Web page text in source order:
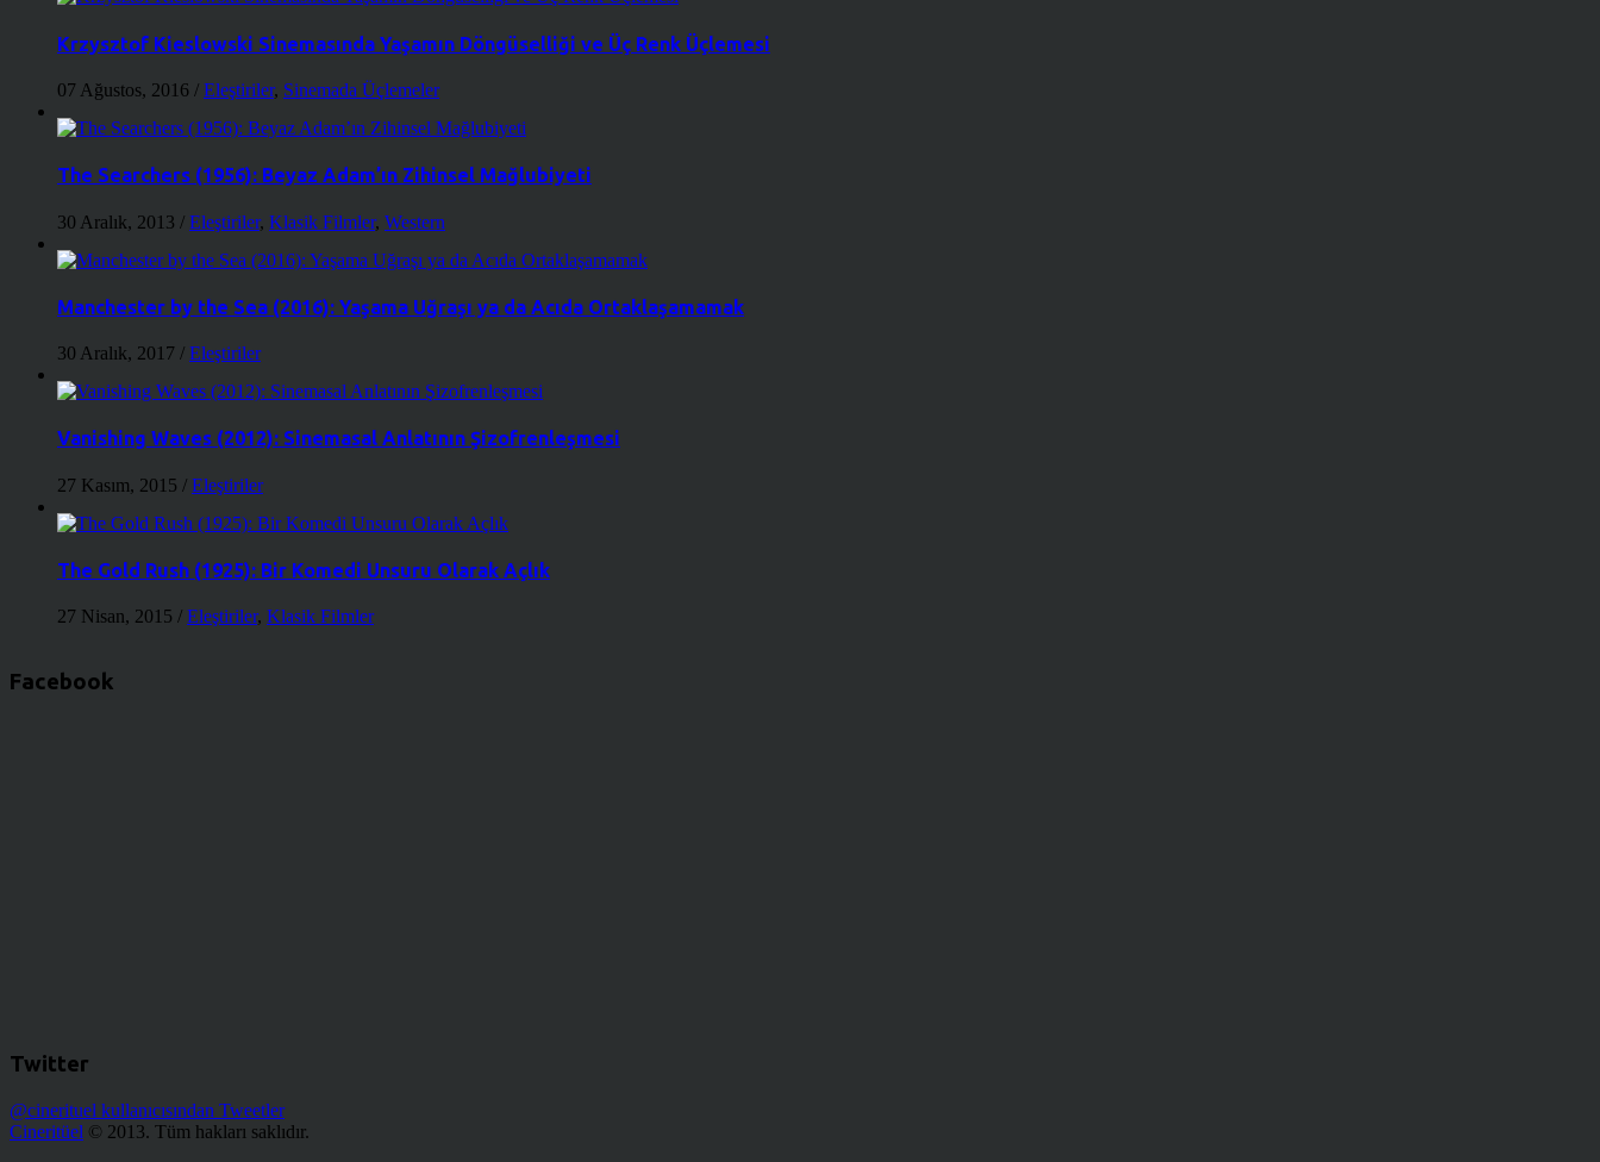
Krzysztof Kieslowski Sinemasında Yaşamın Döngüselliği ve Üç Renk Üçlemesi
07 Ağustos, 2016 / Eleştiriler, Sinemada Üçlemeler
The Searchers (1956): Beyaz Adam’ın Zihinsel Mağlubiyeti
30 Aralık, 2013 / Eleştiriler, Klasik Filmler, Western
Manchester by the Sea (2016): Yaşama Uğraşı ya da Acıda Ortaklaşamamak
30 Aralık, 2017 / Eleştiriler
Vanishing Waves (2012): Sinemasal Anlatının Şizofrenleşmesi
27 Kasım, 2015 / Eleştiriler
The Gold Rush (1925): Bir Komedi Unsuru Olarak Açlık
27 Nisan, 2015 / Eleştiriler, Klasik Filmler
Facebook
Twitter
@cinerituel kullanıcısından Tweetler
Cineritüel © 2013. Tüm hakları saklıdır.